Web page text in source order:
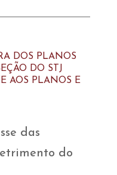
DOS PLANOS
DO STJ
AOS PLANOS E
das
do